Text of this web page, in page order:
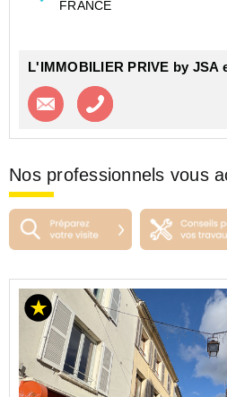
Vous êtes à la recherche d'un
FRANCE
L'IMMOBILIER PRIVE by JSA
Contacter l'agence
Nos professionnels vous